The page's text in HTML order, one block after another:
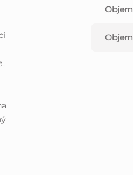
Objem
Objem